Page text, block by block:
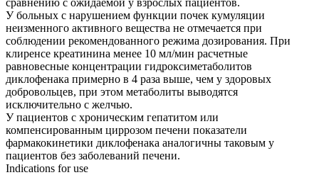
сравнению с ожидаемой у взрослых пациентов.
У больных с нарушением функции почек кумуляции
неизменного активного вещества не отмечается при
соблюдении рекомендованного режима дозирования. При
клиренсе креатинина менее 10 мл/мин расчетные
равновесные концентрации гидроксиметаболитов
диклофенака примерно в 4 раза выше, чем у здоровых
добровольцев, при этом метаболиты выводятся
исключительно с желчью.
У пациентов с хроническим гепатитом или
компенсированным циррозом печени показатели
фармакокинетики диклофенака аналогичны таковым у
пациентов без заболеваний печени.
Indications for use